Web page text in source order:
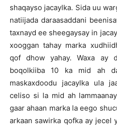
shaqayso jacaylka. Sida uu
natiijada daraasaddani
taxnayd ee sheegaysay in
xooggan tahay marka
qof dhow yahay. Waxa ay
boqolkiiba 10 ka mid ah
maskaxdoodu jacaylka ula
celiso si la mid ah
gaar ahaan marka la eego
arkaan sawirka qofka ay jecel